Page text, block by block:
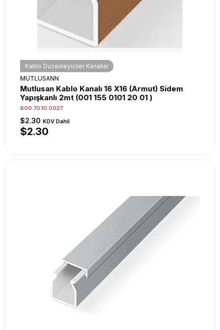
Kablo Düzenleyiciler Kanallar
MUTLUSANN
Mutlusan Kablo Kanalı 16 X16 (Armut) Sidem
Yapışkanlı 2mt (001 155 0101 20 01 )
800.70.10.0027
$2.30 KDV Dahil
$2.30